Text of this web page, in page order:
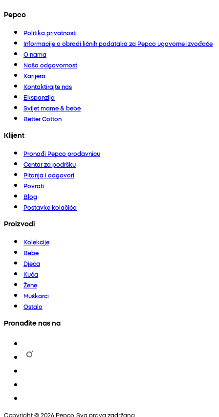
Pepco
Politika privatnosti
Informacije o obradi ličnih podataka za Pepco ugovorne izvođače
O nama
Naša odgovornost
Karijera
Kontaktirajte nas
Ekspanzija
Svijet mame & bebe
Better Cotton
Klijent
Pronađi Pepco prodavnicu
Centar za podršku
Pitanja i odgovori
Povrati
Blog
Postavke kolačića
Proizvodi
Kolekcije
Bebe
Djeca
Kuća
Žene
Muškarci
Ostalo
Pronađite nas na
Copyright © 2026 Pepco. Sva prava zadržana.